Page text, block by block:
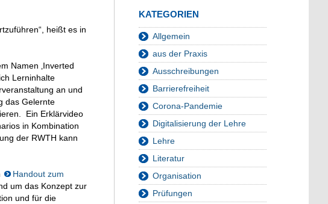
heißt es in
Namen ‚Inverted
Lerninhalte
an und
das Gelernte
Ein Erklärvideo
in Kombination
der RWTH kann
Handout zum
um das Konzept zur
und für die
KATEGORIEN
Allgemein
aus der Praxis
Ausschreibungen
Barrierefreiheit
Corona-Pandemie
Digitalisierung der Lehre
Lehre
Literatur
Organisation
Prüfungen